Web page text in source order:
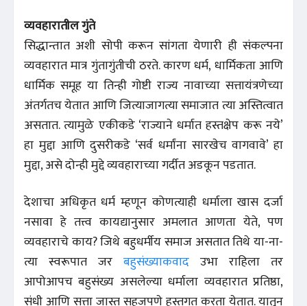
व्यवहारातील गुंते
सिद्धान्तात अशी सोपी करून सांगता येणारी ही संकल्पना
व्यवहारात मात्र गुंतागुंतीची ठरते. कारण धर्म, धार्मिकता आणि
धार्मिक समूह या तिन्ही गोष्टी राज्य नावाच्या सत्तायंत्रणेच्या
अंतर्गतच येतात आणि जित्याजागत्या समाजात त्या अस्तित्वात
असतात. त्यामुळे एकीकडे ‘राज्याने धर्मात हस्तक्षेप करू नये’
हा मुद्दा आणि दुसरीकडे ‘सर्व धर्मांना सारखेच वागवावे’ हा
मुद्दा, असे दोन्ही मुद्दे व्यवहाराच्या गर्दीत अडकून पडतात.
देशाचा अधिकृत धर्म म्हणून कोणत्याही धर्माला खास दर्जा
नसावा हे तत्त्व कायद्यानुसार अमलात आणता येते, पण
व्यवहाराचे काय? जिथे बहुधर्मीय समाज असतात तिथे या-ना-
त्या स्वरूपात जर बहुसंख्याकवाद उभा राहिला तर
आपोआपच बहुसंख्य असलेल्या धर्माला व्यवहारात प्रतिष्ठा,
संधी आणि सत्ता जास्त सहजपणे हस्तगत करता येतात. यातून